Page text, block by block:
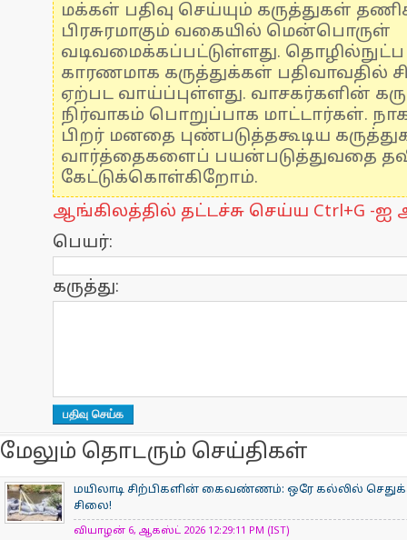
மக்கள் பதிவு செய்யும் கருத்துகள்
பிரசுரமாகும் வகையில் மென்பொருள்
வடிவமைக்கப்பட்டுள்ளது.
காரணமாக கருத்துக்கள் பதிவாவதில்
ஏற்பட வாய்ப்புள்ளது. வாசகர்களின்
நிர்வாகம் பொறுப்பாக மாட்டார்கள்.
பிறர் மனதை புண்படுத்தகூடிய
வார்த்தைகளைப் பயன்படுத்துவதை
கேட்டுக்கொள்கிறோம்.
ஆங்கிலத்தில் தட்டச்சு செய்ய Ctrl+G -ஐ
பெயர்:
கருத்து:
மேலும் தொடரும் செய்திகள்
மயிலாடி சிற்பிகளின் கைவண்ணம்: ஒரே கல்லில்
சிலை!
வியாழன் 6, ஆகஸ்ட் 2026 12:29:11 PM (IST)